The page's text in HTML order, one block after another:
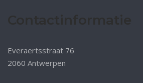
Everaertsstraat 76
2060 Antwerpen